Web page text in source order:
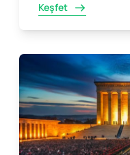
Keşfet